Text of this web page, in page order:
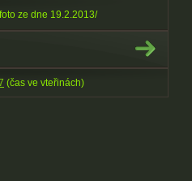
ze dne 19.2.2013/
(čas ve vteřinách)